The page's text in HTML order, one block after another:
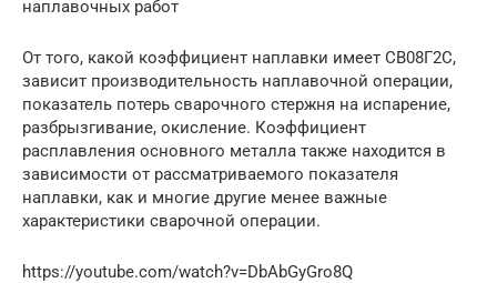
наплавочных работ
От того, какой коэффициент наплавки имеет СВ08Г2С,
зависит производительность наплавочной операции,
показатель потерь сварочного стержня на испарение,
разбрызгивание, окисление. Коэффициент
расплавления основного металла также находится в
зависимости от рассматриваемого показателя
наплавки, как и многие другие менее важные
характеристики сварочной операции.
https://youtube.com/watch?v=DbAbGyGro8Q